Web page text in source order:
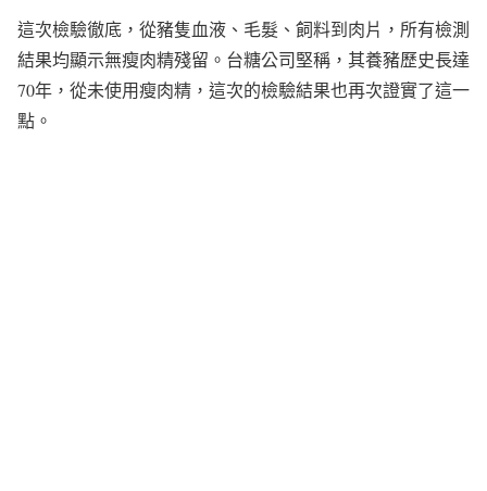
這次檢驗徹底，從豬隻血液、毛髮、飼料到肉片，所有檢測
結果均顯示無瘦肉精殘留。台糖公司堅稱，其養豬歷史長達
70年，從未使用瘦肉精，這次的檢驗結果也再次證實了這一
點。